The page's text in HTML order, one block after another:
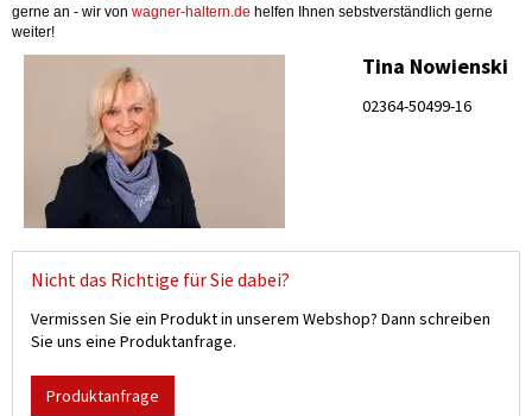
gerne an - wir von wagner-haltern.de helfen Ihnen sebstverständlich gerne
weiter!
Tina Nowienski
02364-50499-16
Nicht das Richtige für Sie dabei?
Vermissen Sie ein Produkt in unserem Webshop? Dann schreiben
Sie uns eine Produktanfrage.
Produktanfrage